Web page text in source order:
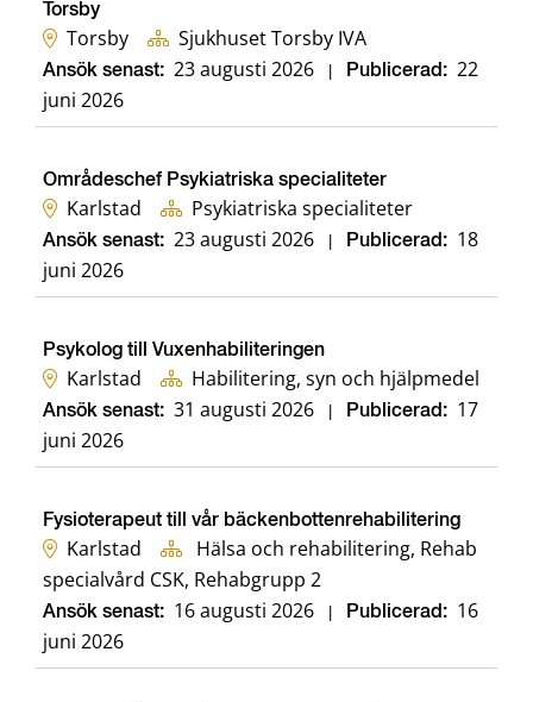
Torsby
Torsby Sjukhuset Torsby IVA
Ansök senast: 23 augusti 2026 Publicerad: 22
juni 2026
Områdeschef Psykiatriska specialiteter
Karlstad Psykiatriska specialiteter
Ansök senast: 23 augusti 2026 Publicerad: 18
juni 2026
Psykolog till Vuxenhabiliteringen
Karlstad Habilitering, syn och hjälpmedel
Ansök senast: 31 augusti 2026 Publicerad: 17
juni 2026
Fysioterapeut till vår bäckenbottenrehabilitering
Karlstad
Hälsa och rehabilitering, Rehab
specialvård CSK, Rehabgrupp 2
Ansök senast: 16 augusti 2026 Publicerad: 16
juni 2026